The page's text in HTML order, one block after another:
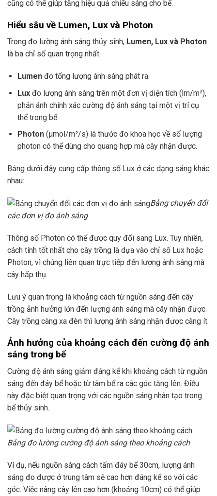
cũng có thể giúp tăng hiệu quả chiếu sáng cho bể.
Hiểu sâu về Lumen, Lux và Photon
Trong đo lường ánh sáng thủy sinh, Lumen, Lux và Photon
là ba chỉ số quan trọng nhất.
Lumenđo tổng lượng ánh sáng phát ra.
Luxđo lượng ánh sáng trên một đơn vị diện tích (lm/m²),
phản ánh chính xác cường độ ánh sáng tại một vị trí cụ
thể trong bể.
Photon(µmol/m²/s) là thước đo khoa học về số lượng
photon có thể dùng cho quang hợp mà cây nhận được.
Bảng dưới đây cung cấp thông số Lux ở các dạng sáng khác
nhau:
Bảng chuyển đổi
các đơn vị đo ánh sáng
Thông số Photon có thể được quy đổi sang Lux. Tuy nhiên,
cách tính tốt nhất cho cây trồng là dựa vào chỉ số Lux hoặc
Photon, vì chúng liên quan trực tiếp đến lượng ánh sáng mà
cây hấp thụ.
Lưu ý quan trọng là khoảng cách từ nguồn sáng đến cây
trồng ảnh hưởng lớn đến lượng ánh sáng mà cây nhận được.
Cây trồng càng xa đèn thì lượng ánh sáng nhận được càng ít.
Ảnh hưởng của khoảng cách đến cường độ ánh
sáng trong bể
Cường độ ánh sáng giảm đáng kể khi khoảng cách từ nguồn
sáng đến đáy bể hoặc từ tâm bể ra các góc tăng lên. Điều
này đặc biệt quan trọng với các nguồn sáng nhân tạo trong
bể thủy sinh.
Bảng đo lường cường độ ánh sáng theo khoảng cách
Ví dụ, nếu nguồn sáng cách tấm đáy bể 30cm, lượng ánh
sáng đo được ở trung tâm sẽ cao hơn đáng kể so với các
góc. Việc nâng cây lên cao hơn (khoảng 10cm) có thể giúp